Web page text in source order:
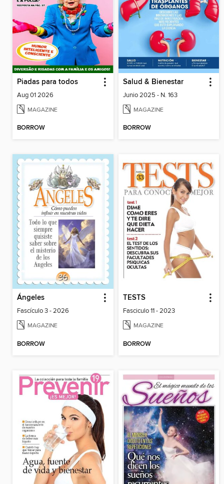
Piadas para todos
Aug 01 2026
MAGAZINE
BORROW
Salud & Bienestar
Junio 2025 - N. 163
MAGAZINE
BORROW
Ángeles
Fascículo 3 - 2026
MAGAZINE
BORROW
TESTS
Fasciculo 11 - 2023
MAGAZINE
BORROW